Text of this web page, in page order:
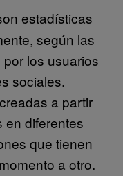
estadísticas
según las
los usuarios
sociales.
a partir
en diferentes
que tienen
a otro.